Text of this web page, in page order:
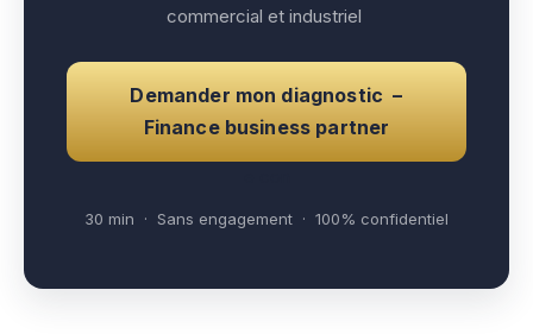
commercial et industriel
Demander mon diagnostic –
Finance business partner
30 min · Sans engagement · 100% confidentiel